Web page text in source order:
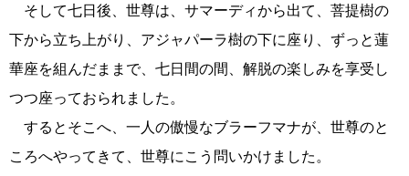
そして七日後、世尊は、サマーディから出て、菩提樹の
下から立ち上がり、アジャパーラ樹の下に座り、ずっと蓮
華座を組んだままで、七日間の間、解脱の楽しみを享受し
つつ座っておられました。
するとそこへ、一人の傲慢なブラーフマナが、世尊のと
ころへやってきて、世尊にこう問いかけました。